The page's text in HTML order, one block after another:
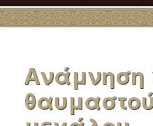
Ανάμνηση